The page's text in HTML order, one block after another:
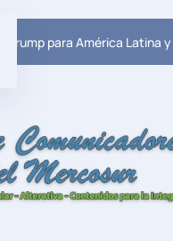
Trump para América